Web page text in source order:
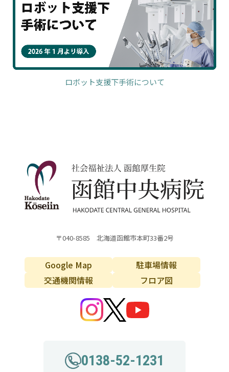
ロボット支援下手術について
〒040-8585 北海道函館市本町33番2号
Google Map
駐車場情報
交通機関情報
フロア図
0138-52-1231